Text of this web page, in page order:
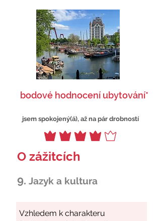
bodové hodnocení ubytování*
jsem spokojený(á), až na pár drobností
O zážitcích
9. Jazyk a kultura